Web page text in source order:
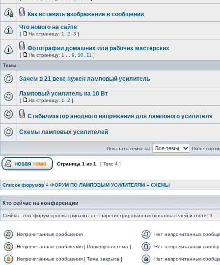
Как вставить изображение в сообщении
Что нового на сайте
[ На страницу: 1 2 3 ]
Фотографии домашних или рабочих мастерских
[ На страницу: 1 9 10 11 ]
Темы
Зачем в 21 веке нужен ламповый усилитель
Ламповый усилитель на 10 Вт
[ На страницу: 1 2 ]
Стабилизатор анодного напряжения для лампового усилителя
Схемы ламповых усилителей
Показать темы за: Поле
Страница 1 из 1 [ Тем: 4 ]
Список форумов » ФОРУМ ПО ЛАМПОВЫМ УСИЛИТЕЛЯМ » СХЕМЫ
Кто сейчас на конференции
Сейчас этот форум просматривают: нет зарегистрированных пользователей и гости: 1
Непрочитанные сообщения Нет непрочитанных
Непрочитанные сообщения [ Популярная тема ] Нет непрочитанных
Непрочитанные сообщения [ Тема закрыта ] Нет непрочитанных